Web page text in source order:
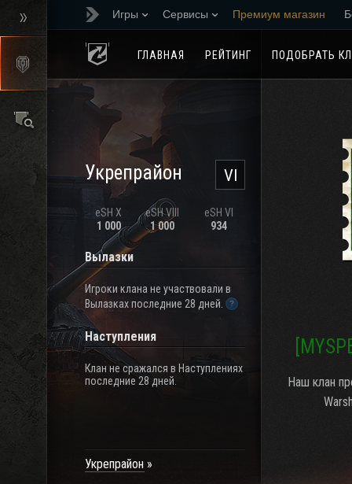
Игры Сервисы Премиум магазин
ГЛАВНАЯ
РЕЙТИНГ ПОДОБРАТЬ
VI
Укрепрайон
eSH X
1 000
eSH VIII
1 000
eSH VI
934
Вылазки
Игроки клана не участвовали в
Вылазках последние 28 дней.
Наступления
Клан не сражался в Наступлениях
последние 28 дней.
Укрепрайон
Наш клан